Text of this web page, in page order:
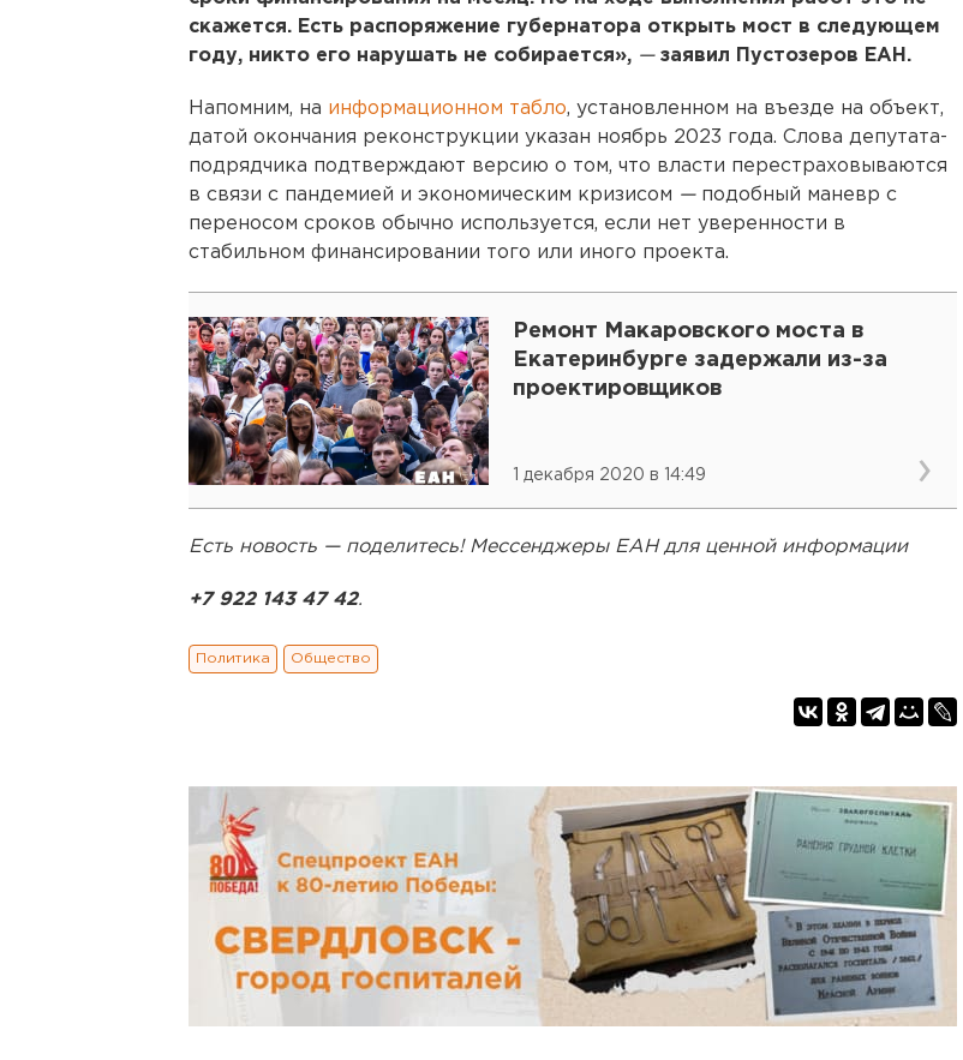
скажется. Есть распоряжение губернатора открыть мост в следующем
году, никто его нарушать не собирается», —заявил Пустозеров ЕАН.
Напомним, на информационном табло, установленном на въезде на объект,
датой окончания реконструкции указан ноябрь 2023 года. Слова депутата-
подрядчика подтверждают версию о том, что власти перестраховываются
в связи с пандемией и экономическим кризисом —подобный маневр с
переносом сроков обычно используется, если нет уверенности в
стабильном финансировании того или иного проекта.
Ремонт Макаровского моста в
Екатеринбурге задержали из-за
проектировщиков
1 декабря 2020 в 14:49
Есть новость — поделитесь! Мессенджеры ЕАН для ценной информации
+7 922 143 47 42.
Политика Общество